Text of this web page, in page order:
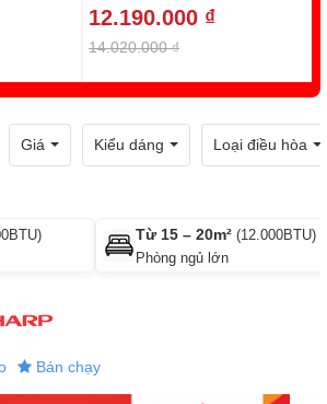
12.190.000 ₫
14.020.000 ₫
Giá Kiểu dáng Loại điều hòa
Từ 15 – 20m² (12.000BTU)
Phòng ngủ lớn
Bán chạy